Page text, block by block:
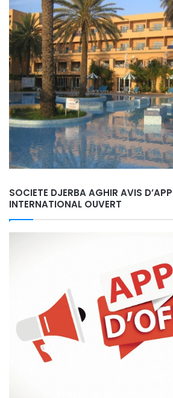
SOCIETE DJERBA AGHIR AVIS
INTERNATIONAL OUVERT